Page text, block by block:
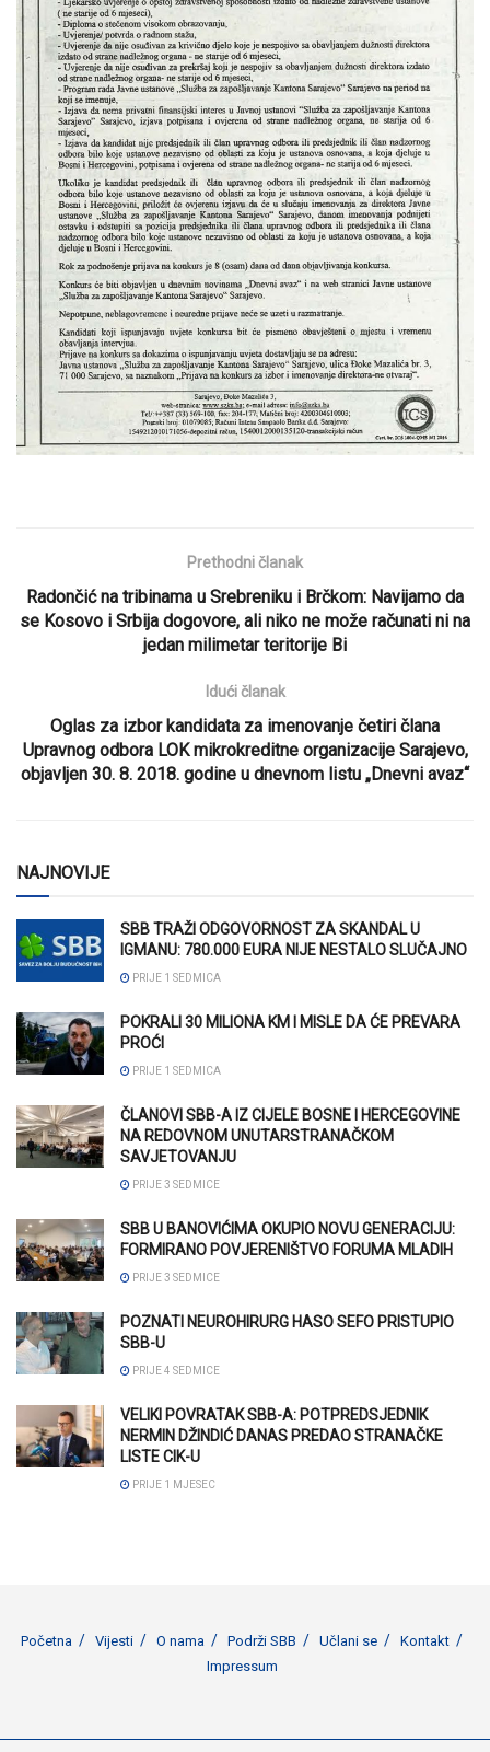
Prethodni članak
Radončić na tribinama u Srebreniku i Brčkom: Navijamo da
se Kosovo i Srbija dogovore, ali niko ne može računati ni na
jedan milimetar teritorije Bi
Idući članak
Oglas za izbor kandidata za imenovanje četiri člana
Upravnog odbora LOK mikrokreditne organizacije Sarajevo,
objavljen 30. 8. 2018. godine u dnevnom listu „Dnevni avaz“
NAJNOVIJE
SBB TRAŽI ODGOVORNOST ZA SKANDAL U
IGMANU: 780.000 EURA NIJE NESTALO SLUČAJNO
PRIJE 1 SEDMICA
POKRALI 30 MILIONA KM I MISLE DA ĆE PREVARA
PROĆI
PRIJE 1 SEDMICA
ČLANOVI SBB-A IZ CIJELE BOSNE I HERCEGOVINE
NA REDOVNOM UNUTARSTRANAČKOM
SAVJETOVANJU
PRIJE 3 SEDMICE
SBB U BANOVIĆIMA OKUPIO NOVU GENERACIJU:
FORMIRANO POVJERENIŠTVO FORUMA MLADIH
PRIJE 3 SEDMICE
POZNATI NEUROHIRURG HASO SEFO PRISTUPIO
SBB-U
PRIJE 4 SEDMICE
VELIKI POVRATAK SBB-A: POTPREDSJEDNIK
NERMIN DŽINDIĆ DANAS PREDAO STRANAČKE
LISTE CIK-U
PRIJE 1 MJESEC
Početna Vijesti O nama Podrži SBB Učlani se
Kontakt
Impressum